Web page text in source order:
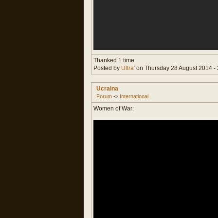
Thanked 1 time
Posted by Ultra' on Thursday 28 August 2014 -
Ucraina
Forum -> International
Women of War: